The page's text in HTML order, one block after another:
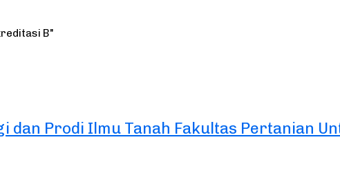
B"
dan Prodi Ilmu Tanah Fakultas Pertanian